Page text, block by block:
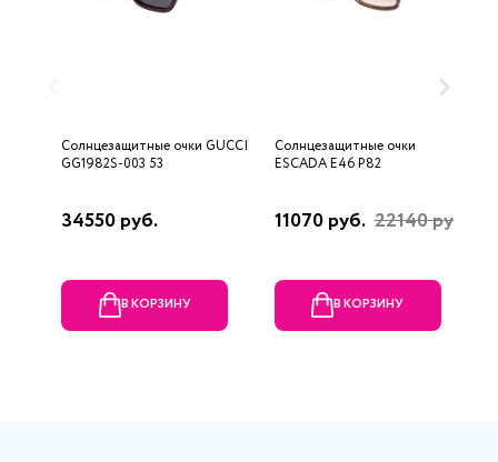
Солнцезащитные очки GUCCI
GG1982S-003 53
34550 руб.
В КОРЗИНУ
Солнцезащитные очки
ESCADA E46 P82
11070 руб. 22140 руб.
В КОРЗИНУ